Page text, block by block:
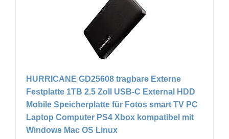
HURRICANE GD25608 tragbare Externe
Festplatte 1TB 2.5 Zoll USB-C External HDD
Mobile Speicherplatte für Fotos smart TV PC
Laptop Computer PS4 Xbox kompatibel mit
Windows Mac OS Linux